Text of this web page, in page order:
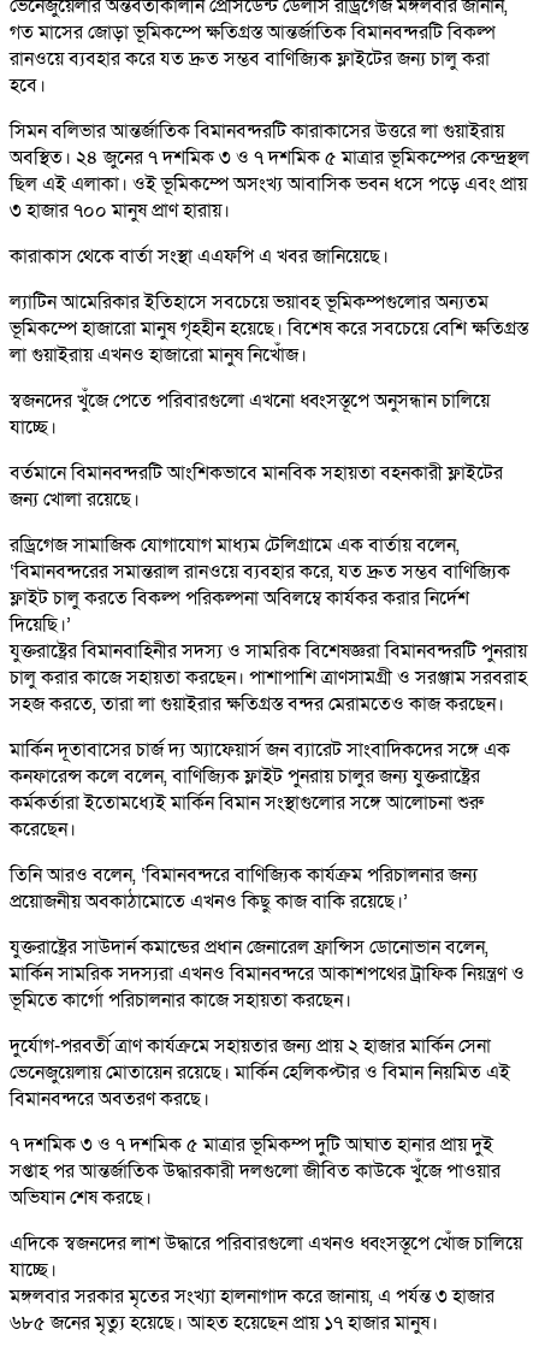
ভেনেজুয়েলার অন্তর্বর্তীকালীন প্রেসিডেন্ট ডেলসি রড্রিগেজ মঙ্গলবার জানান,
গত মাসের জোড়া ভূমিকম্পে ক্ষতিগ্রস্ত আন্তর্জাতিক বিমানবন্দরটি বিকল্প
রানওয়ে ব্যবহার করে যত দ্রুত সম্ভব বাণিজ্যিক ফ্লাইটের জন্য চালু করা
হবে।
সিমন বলিভার আন্তর্জাতিক বিমানবন্দরটি কারাকাসের উত্তরে লা গুয়াইরায়
অবস্থিত। ২৪ জুনের ৭ দশমিক ৩ ও ৭ দশমিক ৫ মাত্রার ভূমিকম্পের কেন্দ্রস্থল
ছিল এই এলাকা। ওই ভূমিকম্পে অসংখ্য আবাসিক ভবন ধসে পড়ে এবং প্রায়
৩ হাজার ৭০০ মানুষ প্রাণ হারায়।
কারাকাস থেকে বার্তা সংস্থা এএফপি এ খবর জানিয়েছে।
ল্যাটিন আমেরিকার ইতিহাসে সবচেয়ে ভয়াবহ ভূমিকম্পগুলোর অন্যতম
ভূমিকম্পে হাজারো মানুষ গৃহহীন হয়েছে। বিশেষ করে সবচেয়ে বেশি ক্ষতিগ্রস্ত
লা গুয়াইরায় এখনও হাজারো মানুষ নিখোঁজ।
স্বজনদের খুঁজে পেতে পরিবারগুলো এখনো ধ্বংসস্তূপে অনুসন্ধান চালিয়ে
যাচ্ছে।
বর্তমানে বিমানবন্দরটি আংশিকভাবে মানবিক সহায়তা বহনকারী ফ্লাইটের
জন্য খোলা রয়েছে।
রড্রিগেজ সামাজিক যোগাযোগ মাধ্যম টেলিগ্রামে এক বার্তায় বলেন,
‘বিমানবন্দরের সমান্তরাল রানওয়ে ব্যবহার করে, যত দ্রুত সম্ভব বাণিজ্যিক
ফ্লাইট চালু করতে বিকল্প পরিকল্পনা অবিলম্বে কার্যকর করার নির্দেশ
দিয়েছি।’
যুক্তরাষ্ট্রের বিমানবাহিনীর সদস্য ও সামরিক বিশেষজ্ঞরা বিমানবন্দরটি পুনরায়
চালু করার কাজে সহায়তা করছেন। পাশাপাশি ত্রাণসামগ্রী ও সরঞ্জাম সরবরাহ
সহজ করতে, তারা লা গুয়াইরার ক্ষতিগ্রস্ত বন্দর মেরামতেও কাজ করছেন।
মার্কিন দূতাবাসের চার্জ দ্য অ্যাফেয়ার্স জন ব্যারেট সাংবাদিকদের সঙ্গে এক
কনফারেন্স কলে বলেন, বাণিজ্যিক ফ্লাইট পুনরায় চালুর জন্য যুক্তরাষ্ট্রের
কর্মকর্তারা ইতোমধ্যেই মার্কিন বিমান সংস্থাগুলোর সঙ্গে আলোচনা শুরু
করেছেন।
তিনি আরও বলেন, ‘বিমানবন্দরে বাণিজ্যিক কার্যক্রম পরিচালনার জন্য
প্রয়োজনীয় অবকাঠামোতে এখনও কিছু কাজ বাকি রয়েছে।’
যুক্তরাষ্ট্রের সাউদার্ন কমান্ডের প্রধান জেনারেল ফ্রান্সিস ডোনোভান বলেন,
মার্কিন সামরিক সদস্যরা এখনও বিমানবন্দরে আকাশপথের ট্রাফিক নিয়ন্ত্রণ ও
ভূমিতে কার্গো পরিচালনার কাজে সহায়তা করছেন।
দুর্যোগ-পরবর্তী ত্রাণ কার্যক্রমে সহায়তার জন্য প্রায় ২ হাজার মার্কিন সেনা
ভেনেজুয়েলায় মোতায়েন রয়েছে। মার্কিন হেলিকপ্টার ও বিমান নিয়মিত এই
বিমানবন্দরে অবতরণ করছে।
৭ দশমিক ৩ ও ৭ দশমিক ৫ মাত্রার ভূমিকম্প দুটি আঘাত হানার প্রায় দুই
সপ্তাহ পর আন্তর্জাতিক উদ্ধারকারী দলগুলো জীবিত কাউকে খুঁজে পাওয়ার
অভিযান শেষ করছে।
এদিকে স্বজনদের লাশ উদ্ধারে পরিবারগুলো এখনও ধ্বংসস্তূপে খোঁজ চালিয়ে
যাচ্ছে।
মঙ্গলবার সরকার মৃতের সংখ্যা হালনাগাদ করে জানায়, এ পর্যন্ত ৩ হাজার
৬৮৫ জনের মৃত্যু হয়েছে। আহত হয়েছেন প্রায় ১৭ হাজার মানুষ।